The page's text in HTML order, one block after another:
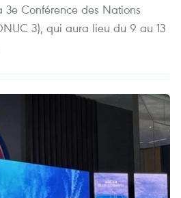
Conférence des Nations
3), qui aura lieu du 9 au 13